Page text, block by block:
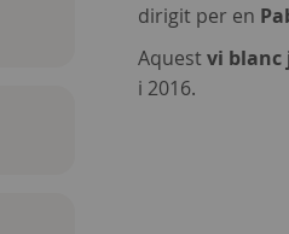
dirigit per en
Aquestvi
i 2016.